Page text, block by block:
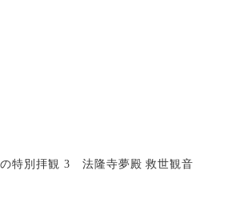
特別拝観 3 法隆寺夢殿 救世観音